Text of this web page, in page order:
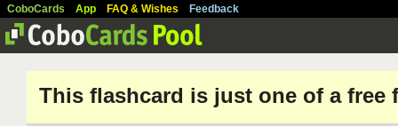
CoboCards App FAQ & Wishes Feedback
This flashcard is just one of a free